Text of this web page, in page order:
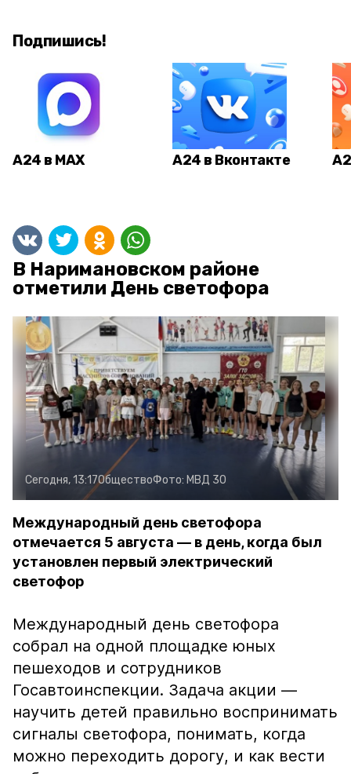
Подпишись!
А24 в MAX А24 в Вконтакте
В Наримановском районе
отметили День светофора
Сегодня, 13:17ОбществоФото: МВД 30
Международный день светофора
отмечается 5 августа — в день, когда был
установлен первый электрический
светофор
Международный день светофора
собрал на одной площадке юных
пешеходов и сотрудников
Госавтоинспекции. Задача акции —
научить детей правильно воспринимать
сигналы светофора, понимать, когда
можно переходить дорогу, и как вести